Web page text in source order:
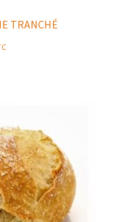
TRANCHÉ